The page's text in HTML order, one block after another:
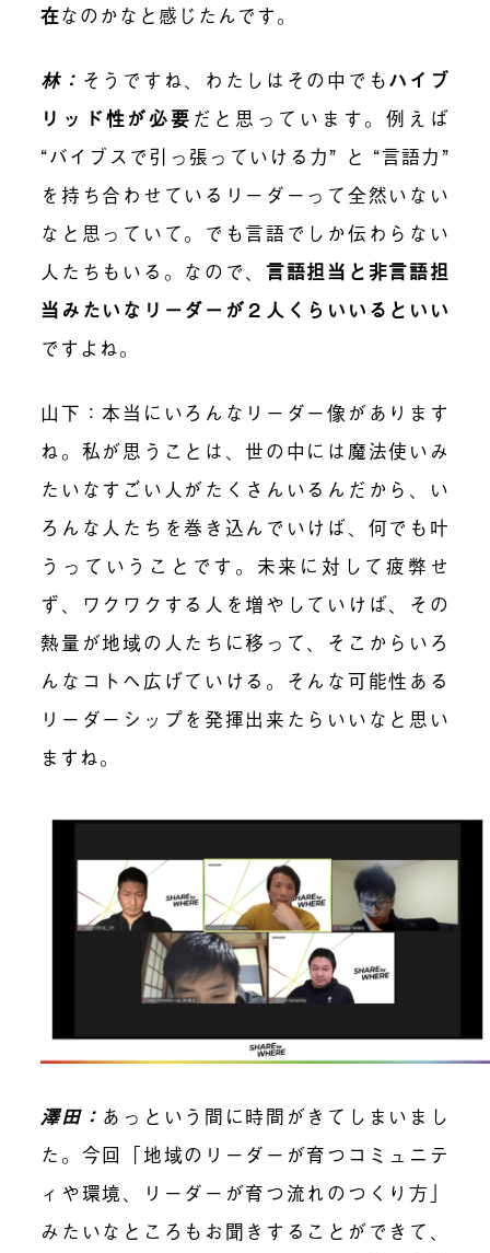
在なのかなと感じたんです。
林： そうですね、わたしはその中でもハイブ
リッド性が必要 だと思っています。例えば
“バイブスで引っ張っていける力” と “言語力”
を持ち合わせているリーダーって全然いない
なと思っていて。でも言語でしか伝わらない
人たちもいる。なので、 言語担当と非言語担
当みたいなリーダー が２人くらいいるといい
ですよね。
山下： 本当にいろんなリーダー像があります
ね。私が思うことは、世の中には魔法使いみ
たいなすごい人がたくさんいるんだから、 い
ろんな人たちを巻き込んでいけば、何でも叶
う っていうことです。未来に対して疲弊せ
ず、ワクワクする人を増やしていけば、その
熱量が地域の人たちに移って、そこからいろ
んなコトへ広げていける。そんな可能性ある
リーダーシップを発揮出来たらいいなと思い
ますね。
澤田： あっという間に時間がきてしまいまし
た。今回「地域のリーダーが育つコミュニテ
ィや環境、リーダーが育つ流れのつくり方」
みたいなところもお聞きすることができて、